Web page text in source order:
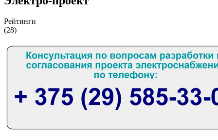
Рейтинги
(28)